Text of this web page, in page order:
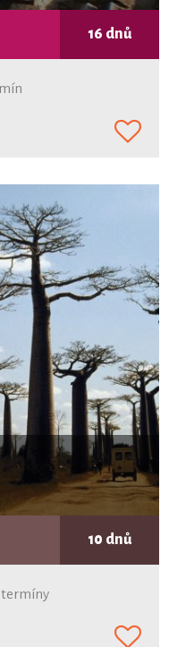
16 dnů
10 dnů
termíny